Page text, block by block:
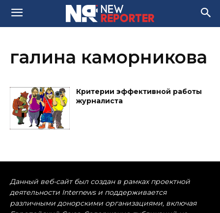
галина каморникова
Критерии эффективной работы
журналиста
Данный веб-сайт был создан в рамках проектной
деятельности Internews и поддерживается
различными донорскими организациями, включая